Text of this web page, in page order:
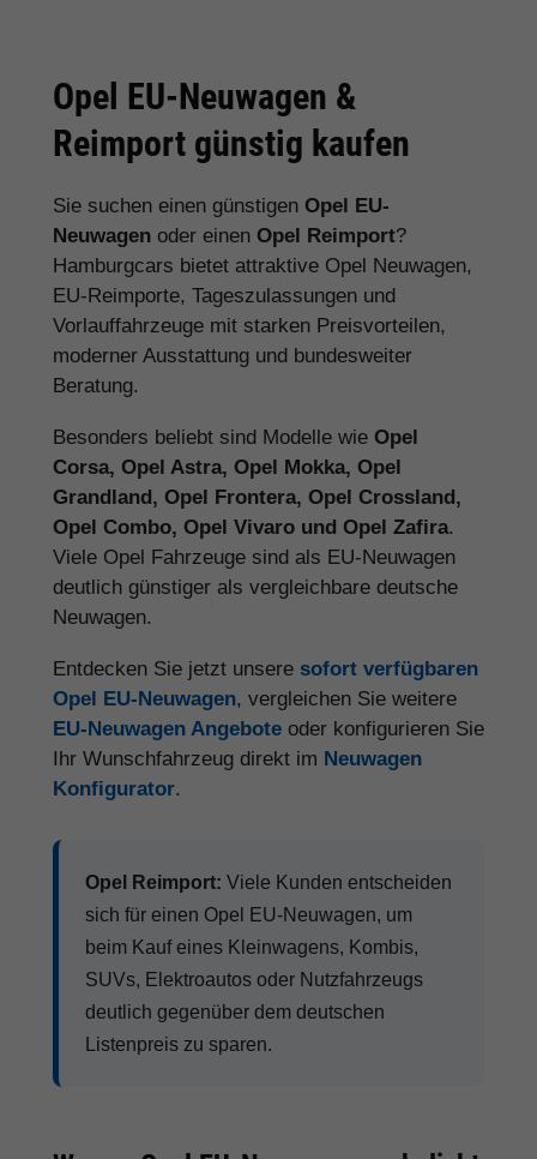
Opel EU-Neuwagen &
Reimport günstig kaufen
Sie suchen einen günstigen Opel EU-
Neuwagen oder einen Opel Reimport?
Hamburgcars bietet attraktive Opel Neuwagen,
EU-Reimporte, Tageszulassungen und
Vorlauffahrzeuge mit starken Preisvorteilen,
moderner Ausstattung und bundesweiter
Beratung.
Besonders beliebt sind Modelle wie Opel
Corsa, Opel Astra, Opel Mokka, Opel
Grandland, Opel Frontera, Opel Crossland,
Opel Combo, Opel Vivaro und Opel Zafira.
Viele Opel Fahrzeuge sind als EU-Neuwagen
deutlich günstiger als vergleichbare deutsche
Neuwagen.
Entdecken Sie jetzt unsere sofort verfügbaren
Opel EU-Neuwagen, vergleichen Sie weitere
EU-Neuwagen Angebote oder konfigurieren Sie
Ihr Wunschfahrzeug direkt im Neuwagen
Konfigurator.
Opel Reimport: Viele Kunden entscheiden
sich für einen Opel EU-Neuwagen, um
beim Kauf eines Kleinwagens, Kombis,
SUVs, Elektroautos oder Nutzfahrzeugs
deutlich gegenüber dem deutschen
Listenpreis zu sparen.